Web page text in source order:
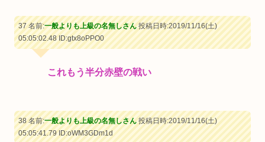
37 名前:一般よりも上級の名無しさん投稿日時:2019/11/16(土)
05:05:02.48ID:gtx8oPPO0
これもう半分赤壁の戦い
38 名前:一般よりも上級の名無しさん投稿日時:2019/11/16(土)
05:05:41.79ID:oWM3GDm1d